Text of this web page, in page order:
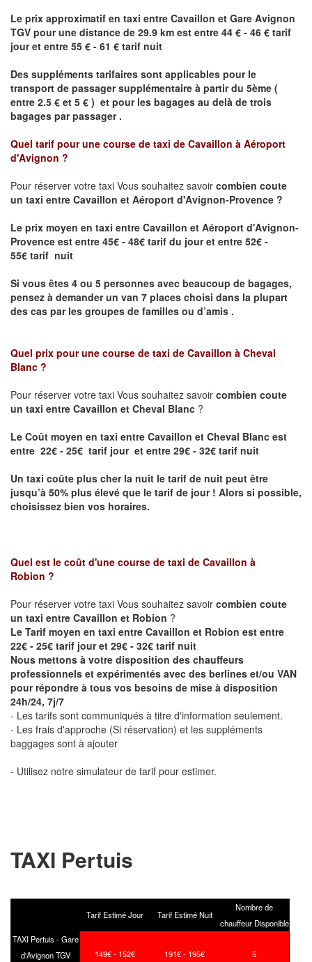
Le prix approximatif en taxi entre Cavaillon et Gare Avignon
TGV pour une distance de 29.9 km est entre 44 € - 46 € tarif
jour et entre 55 € - 61 € tarif nuit
Des suppléments tarifaires sont applicables pour le
transport de passager supplémentaire à partir du 5ème (
entre 2.5 € et 5 € ) et pour les bagages au delà de trois
bagages par passager .
Quel tarif pour une course de taxi de Cavaillon à Aéroport
d'Avignon ?
Pour réserver votre taxi Vous souhaitez savoir combien coute
un taxi entre Cavaillon et Aéroport d'Avignon-Provence ?
Le prix moyen en taxi entre Cavaillon et Aéroport d'Avignon-
Provence est entre 45€ - 48€ tarif du jour et entre 52€ -
55€ tarif nuit
Si vous êtes 4 ou 5 personnes avec beaucoup de bagages,
pensez à demander un van 7 places choisi dans la plupart
des cas par les groupes de familles ou d’amis .
Quel prix pour une course de taxi de Cavaillon à Cheval
Blanc ?
Pour réserver votre taxi Vous souhaitez savoir combien coute
un taxi entre Cavaillon et Cheval Blanc ?
Le Coût moyen en taxi entre Cavaillon et Cheval Blanc est
entre 22€ - 25€ tarif jour et entre 29€ - 32€ tarif nuit
Un taxi coûte plus cher la nuit le tarif de nuit peut être
jusqu’à 50% plus élevé que le tarif de jour ! Alors si possible,
choisissez bien vos horaires.
Quel est le coût d'une course de taxi de Cavaillon à
Robion ?
Pour réserver votre taxi Vous souhaitez savoir combien coute
un taxi entre Cavaillon et Robion ?
Le Tarif moyen en taxi entre Cavaillon et Robion est entre
22€ - 25€ tarif jour et 29€ - 32€ tarif nuit
Nous mettons à votre disposition des chauffeurs
professionnels et expérimentés avec des berlines et/ou VAN
pour répondre à tous vos besoins de mise à disposition
24h/24, 7j/7
- Les tarifs sont communiqués à titre d'information seulement.
- Les frais d'approche (Si réservation) et les suppléments
baggages sont à ajouter
- Utilisez notre simulateur de tarif pour estimer.
TAXI Pertuis
Tarif Estimé Jour Tarif Estimé Nuit
Nombre de
chauffeur Disponible
TAXI Pertuis - Gare
d'Avignon TGV
149€ - 152€ 191€ - 195€ 5